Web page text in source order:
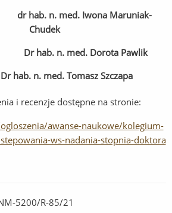
hab. n. med. Iwona Maruniak-
Chudek
hab. n. med. Dorota Pawlik
hab. n. med. Tomasz Szczapa
i recenzje dostępne na stronie:
awanse-naukowe/kolegium-
ws-nadania-stopnia-doktora
5200/R-85/21